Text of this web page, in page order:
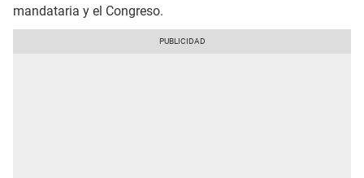
mandataria y el Congreso.